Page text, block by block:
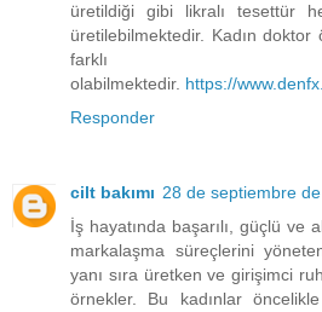
üretildiği gibi likralı tesettür
üretilebilmektedir. Kadın doktor
farklı
olabilmektedir. https://
Responder
cilt bakımı 28 de septiembre
İş hayatında başarılı, güçlü ve
markalaşma süreçlerini yöneten
yanı sıra üretken ve girişimci
örnekler. Bu kadınlar